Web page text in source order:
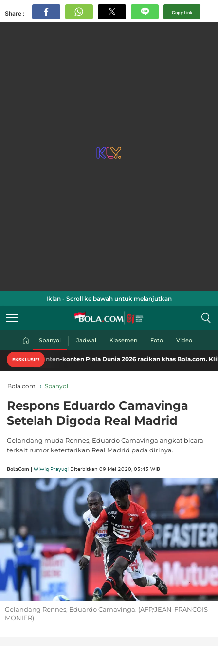
Share : Copy Link
Iklan - Scroll ke bawah untuk melanjutkan
Spanyol Jadwal Klasemen Foto Video
EKSKLUSIF!
konten Piala Dunia 2026 racikan khas Bola.com. Klik di sini!
Bola.com Spanyol
Respons Eduardo Camavinga
Setelah Digoda Real Madrid
Gelandang muda Rennes, Eduardo Camavinga angkat bicara
terkait rumor ketertarikan Real Madrid pada dirinya.
BolaCom | Wiwig Prayugi Diterbitkan 09 Mei 2020, 03:45 WIB
Gelandang Rennes, Eduardo Camavinga. (AFP/JEAN-FRANCOIS
MONIER)